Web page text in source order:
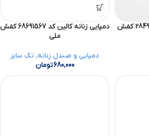
دمپایی زنانه دلانا کد 28491613 کفش
دمپایی زنانه کالین کد 68691567 کفش
ملی
دمپایی و صندل زنانه, تک سایز
680,000تومان